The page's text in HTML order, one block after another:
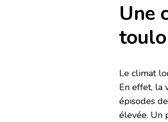
Une
Le climat
En effet, la
épisodes
élevée. Un